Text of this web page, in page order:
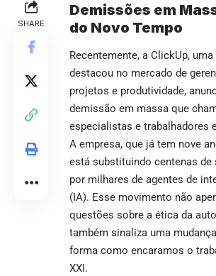
SHARE
Demissões em
do Novo Tempo
Recentemente, a ClickUp,
destacou no mercado de
projetos e produtividade,
demissão em massa que
especialistas e trabalhadores
A empresa, que já tem nove
está substituindo centenas
por milhares de agentes de
(IA). Esse movimento não
questões sobre a ética da
também sinaliza uma
forma como encaramos o
XXI.